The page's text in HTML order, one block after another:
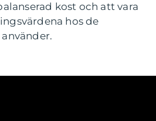
kost och att vara
hos de